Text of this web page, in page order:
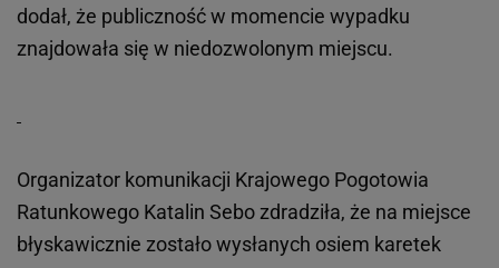
dodał, że publiczność w momencie wypadku
znajdowała się w niedozwolonym miejscu.
Organizator komunikacji Krajowego Pogotowia
Ratunkowego Katalin Sebo zdradziła, że na miejsce
błyskawicznie zostało wysłanych osiem karetek